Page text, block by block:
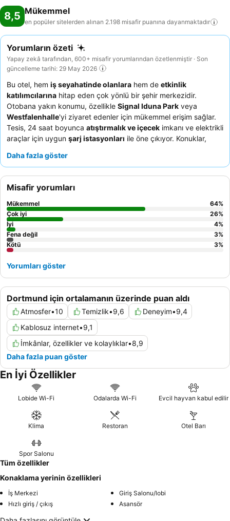
8,5 Mükemmel
en popüler sitelerden alınan 2.198 misafir puanına dayanmaktadır
Yorumların özeti
Yapay zekâ tarafından, 600+ misafir yorumlarından özetlenmiştir · Son
güncelleme tarihi: 29 May 2026
Bu otel, hem iş seyahatinde olanlara hem de etkinlik
katılımcılarına hitap eden çok yönlü bir şehir merkezidir.
Otobana yakın konumu, özellikle Signal Iduna Park veya
Westfalenhalle'yi ziyaret edenler için mükemmel erişim sağlar.
Tesis, 24 saat boyunca atıştırmalık ve içecek imkanı ve elektrikli
araçlar için uygun şarj istasyonları ile öne çıkıyor. Konuklar,
glütensiz seçenekler de dahil olmak üzere geniş bir yelpaze
övüyorlar. Daha sakin bir konaklama için, konuklar ana yola
bakmayan bir oda talep etmelerini öneriyorlar.
Daha fazla göster
Dortmund için ortalamanın üzerinde puan aldı
Atmosfer•10 Temizlik•9,6 Deneyim•9,4
Kablosuz internet•9,1
İmkânlar, özellikler ve kolaylıklar•8,9
Daha fazla puan göster
Misafir yorumları
Mükemmel 64%
Çok iyi
26%
İyi
4%
Fena değil
3%
Kötü
3%
Yorumları göster
En İyi Özellikler
Lobide Wi-Fi Odalarda Wi-Fi Evcil hayvan kabul edilir
Klima Restoran Otel Barı
Spor Salonu
Tüm özellikler
Konaklama yerinin özellikleri
İş Merkezi
Giriş Salonu/lobi
Hızlı giriş / çıkış
Asansör